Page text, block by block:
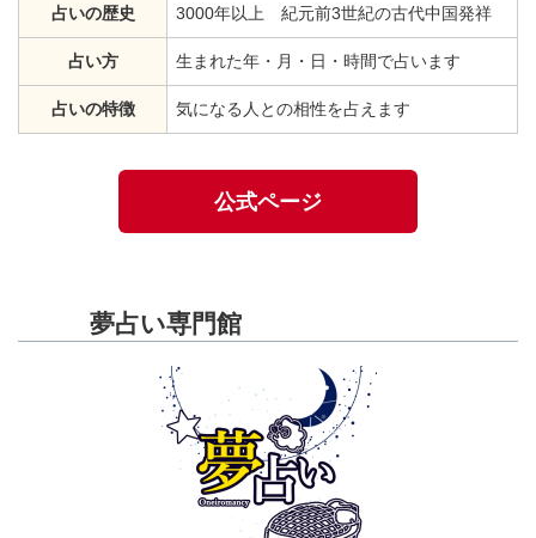
占いの歴史 3000年以上 紀元前3世紀の古代中国発祥
占い方 生まれた年・月・日・時間で占います
占いの特徴 気になる人との相性を占えます
公式ページ
夢占い専門館